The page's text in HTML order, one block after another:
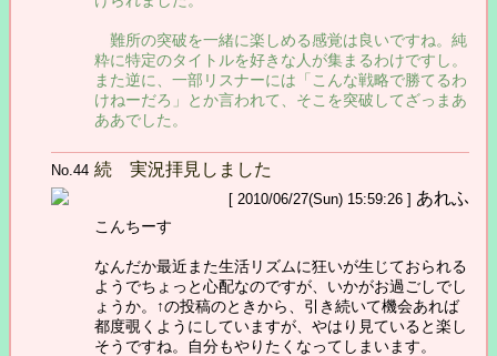
難所の突破を一緒に楽しめる感覚は良いですね。純
粋に特定のタイトルを好きな人が集まるわけですし。
また逆に、一部リスナーには「こんな戦略で勝てるわ
けねーだろ」とか言われて、そこを突破してざっまあ
ああでした。
No.44 続 実況拝見しました
[ 2010/06/27(Sun) 15:59:26 ] あれふ
こんちーす
なんだか最近また生活リズムに狂いが生じておられる
ようでちょっと心配なのですが、いかがお過ごしでし
ょうか。↑の投稿のときから、引き続いて機会あれば
都度覗くようにしていますが、やはり見ていると楽し
そうですね。自分もやりたくなってしまいます。